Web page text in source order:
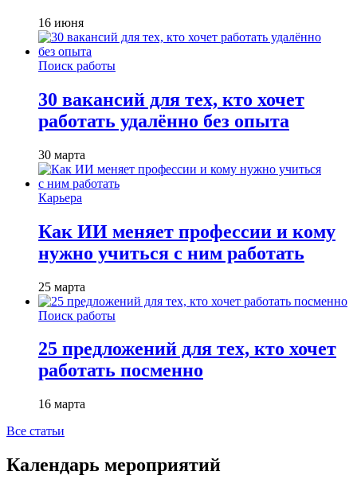
16 июня
Поиск работы
30 вакансий для тех, кто хочет
работать удалённо без опыта
30 марта
Карьера
Как ИИ меняет профессии и кому
нужно учиться с ним работать
25 марта
Поиск работы
25 предложений для тех, кто хочет
работать посменно
16 марта
Все статьи
Календарь мероприятий